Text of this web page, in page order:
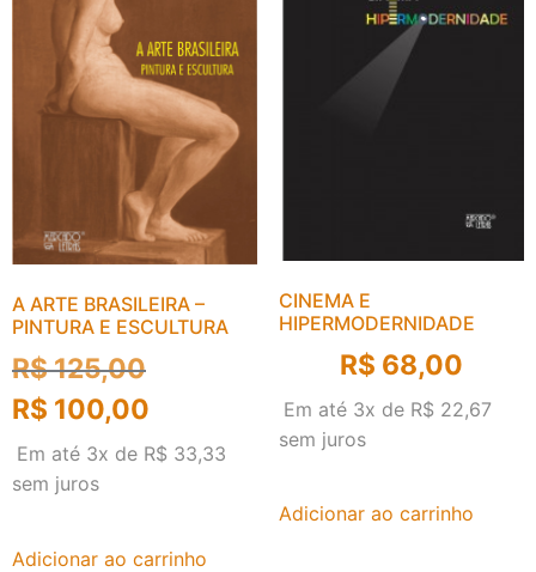
A ARTE BRASILEIRA –
PINTURA E ESCULTURA
R$125,00
R$ 100,00
Em até 3x de R$ 33,33
sem juros
Adicionar ao carrinho
CINEMA E
HIPERMODERNIDADE
R$ 68,00
Em até 3x de R$ 22,67
sem juros
Adicionar ao carrinho